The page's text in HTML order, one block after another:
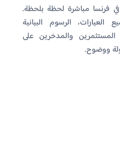
فرنسا مباشرة لحظة بلحظة.
الرسوم البيانية
المستثمرين والمدخرين على
ووضوح.